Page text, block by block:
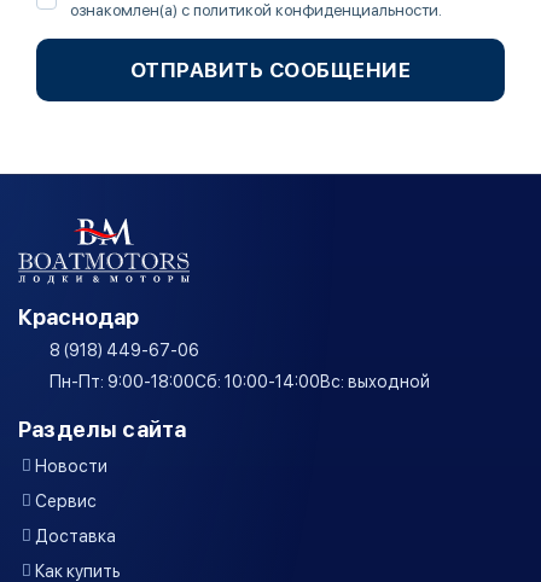
ознакомлен(а) с политикой конфиденциальности.
ОТПРАВИТЬ СООБЩЕНИЕ
Краснодар
8 (918) 449-67-06
Пн-Пт: 9:00-18:00Сб: 10:00-14:00Вс: выходной
Разделы сайта
Новости
Сервис
Доставка
Как купить